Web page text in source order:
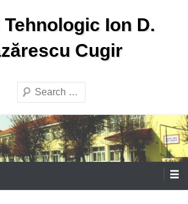
Ion D.
Cugir
Search